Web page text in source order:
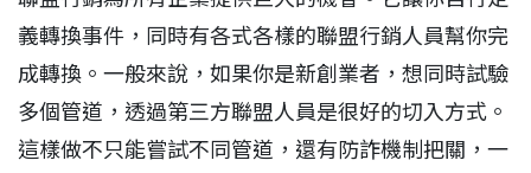
義轉換事件，同時有各式各樣的聯盟行銷人員幫你完
成轉換。一般來說，如果你是新創業者，想同時試驗
多個管道，透過第三方聯盟人員是很好的切入方式。
這樣做不只能嘗試不同管道，還有防詐機制把關，一